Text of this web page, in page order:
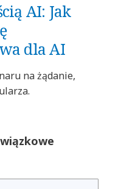
AI: Jak
dla AI
na żądanie,